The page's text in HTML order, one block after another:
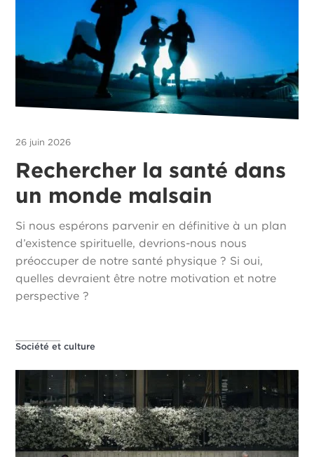
26 juin 2026
Rechercher la santé dans
un monde malsain
Si nous espérons parvenir en définitive à un plan
d’existence spirituelle, devrions-nous nous
préoccuper de notre santé physique ? Si oui,
quelles devraient être notre motivation et notre
perspective ?
Société et culture